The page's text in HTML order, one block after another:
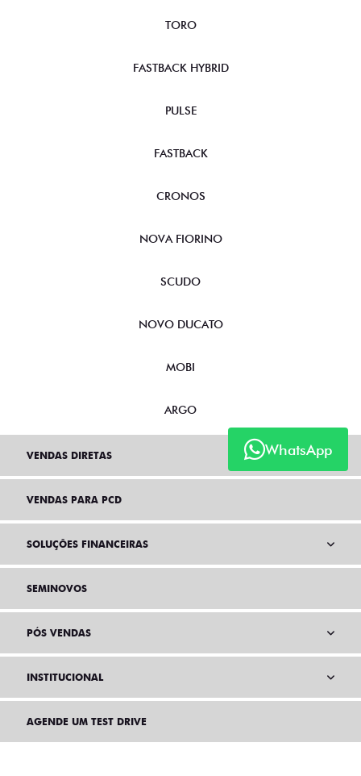
WhatsApp
TORO
FASTBACK HYBRID
PULSE
FASTBACK
CRONOS
NOVA FIORINO
SCUDO
NOVO DUCATO
MOBI
ARGO
VENDAS DIRETAS
VENDAS PARA PCD
SOLUÇÕES FINANCEIRAS
SEMINOVOS
PÓS VENDAS
INSTITUCIONAL
AGENDE UM TEST DRIVE